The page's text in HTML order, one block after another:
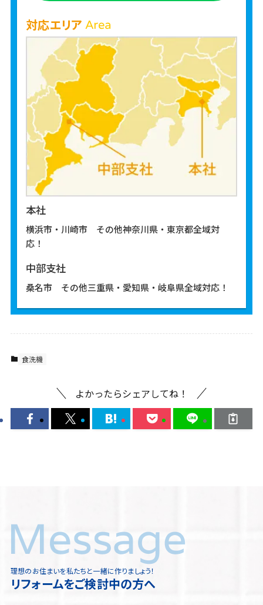
対応エリア
本社
横浜市・川崎市 その他神奈川県・東京都全域対
応！
中部支社
桑名市 その他三重県・愛知県・岐阜県全域対応！
食洗機
よかったらシェアしてね！
理想のお住まいを私たちと一緒に作りましょう！
リフォームをご検討中の方へ